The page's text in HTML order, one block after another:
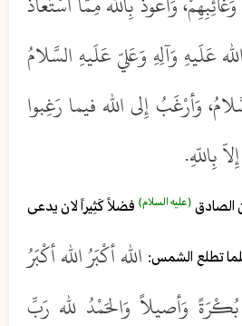
عَلَيهِ وَآلِهِ وَعَليّ عَلَيهِ السَّلامُ
وَأرْغَبُ إِلى الله فيما رَغِبوا
بِاللّهِ.
الصادق (عليه السلام) فضلاً كَثِيراً لان يدعى
تطلع الشمس: الله أكْبَرُ الله أكْبَرُ
بُكْرَةً وَأصيلاً وَالحَمْدُ لله رَبِّ